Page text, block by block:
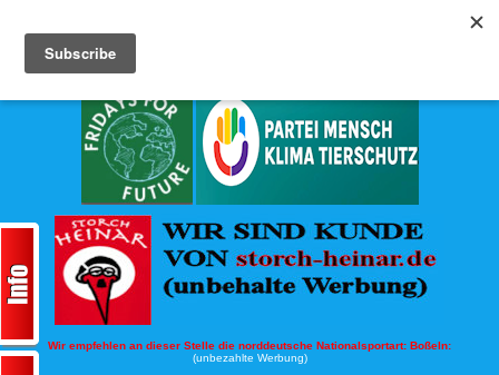
Wir empfehlen an dieser Stelle die norddeutsche Nationalsportart: Boßeln:
(unbezahlte Werbung)